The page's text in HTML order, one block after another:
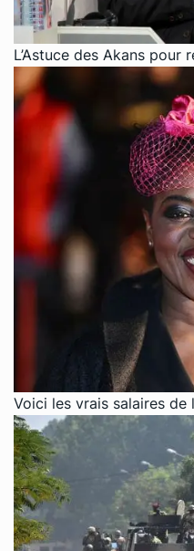
L’Astuce des Akans pour
Voici les vrais salaires de